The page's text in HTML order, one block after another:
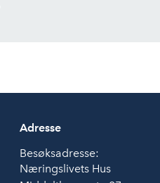
Adresse
Besøksadresse:
Næringslivets Hus